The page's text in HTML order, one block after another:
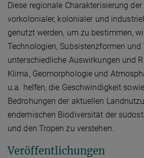
Diese regionale Charakterisierung
vorkolonialer, kolonialer und
genutzt werden, um zu bestimmen,
Technologien, Subsistenzformen und
unterschiedliche Auswirkungen und
Klima, Geomorphologie und
u.a. helfen, die Geschwindigkeit
Bedrohungen der aktuellen
endemischen Biodiversität der
und den Tropen zu verstehen.
Veröffentlichungen